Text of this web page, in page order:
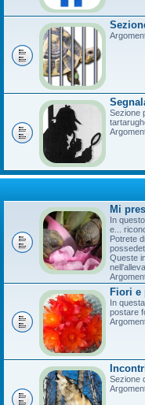
Sezione
Mi
In
e...
Potrete
Queste
Fiori e
In
postare
Sezione